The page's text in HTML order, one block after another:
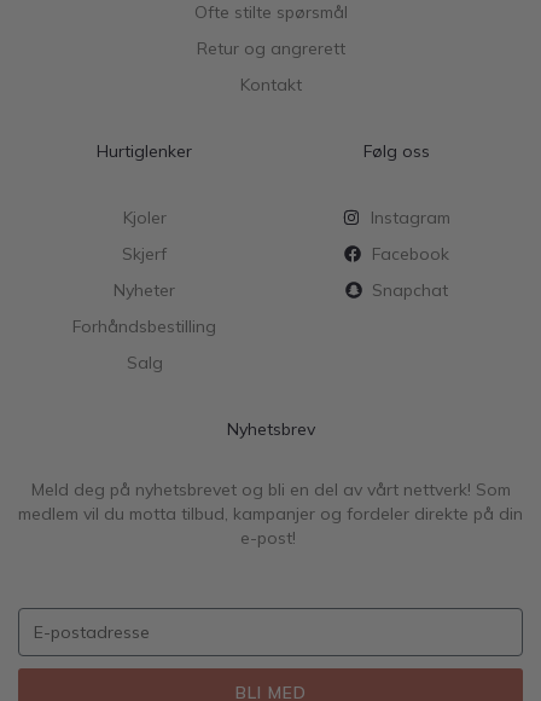
Ofte stilte spørsmål
Retur og angrerett
Kontakt
Hurtiglenker
Kjoler
Skjerf
Nyheter
Forhåndsbestilling
Salg
Følg oss
Instagram
Facebook
Snapchat
Nyhetsbrev
Meld deg på nyhetsbrevet og bli en del av vårt nettverk! Som
medlem vil du motta tilbud, kampanjer og fordeler direkte på din
e-post!
BLI MED